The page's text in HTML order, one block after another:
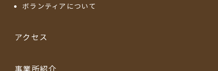
ボランティアについて
アクセス
事業所紹介